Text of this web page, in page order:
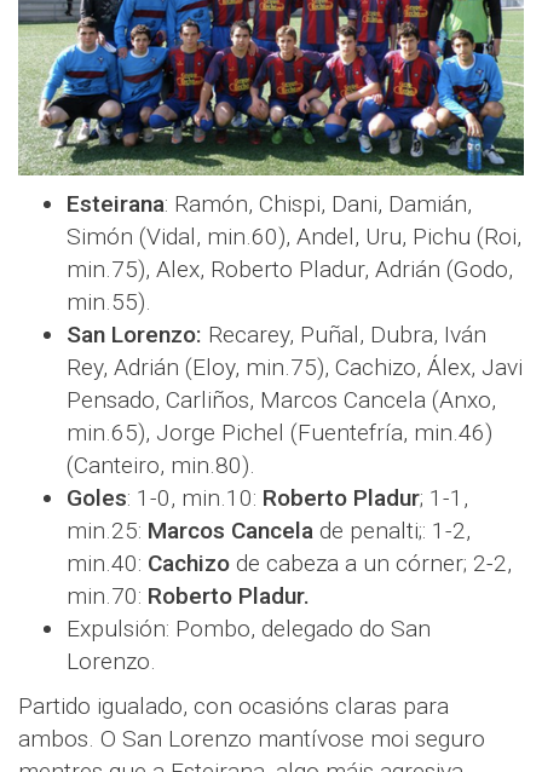
Esteirana: Ramón, Chispi, Dani, Damián,
Simón (Vidal, min.60), Andel, Uru, Pichu (Roi,
min.75), Alex, Roberto Pladur, Adrián (Godo,
min.55).
San Lorenzo: Recarey, Puñal, Dubra, Iván
Rey, Adrián (Eloy, min.75), Cachizo, Álex, Javi
Pensado, Carliños, Marcos Cancela (Anxo,
min.65), Jorge Pichel (Fuentefría, min.46)
(Canteiro, min.80).
Goles: 1-0, min.10: Roberto Pladur; 1-1,
min.25: Marcos Cancela de penalti;: 1-2,
min.40: Cachizo de cabeza a un córner; 2-2,
min.70: Roberto Pladur.
Expulsión: Pombo, delegado do San
Lorenzo.
Partido igualado, con ocasións claras para
ambos. O San Lorenzo mantívose moi seguro